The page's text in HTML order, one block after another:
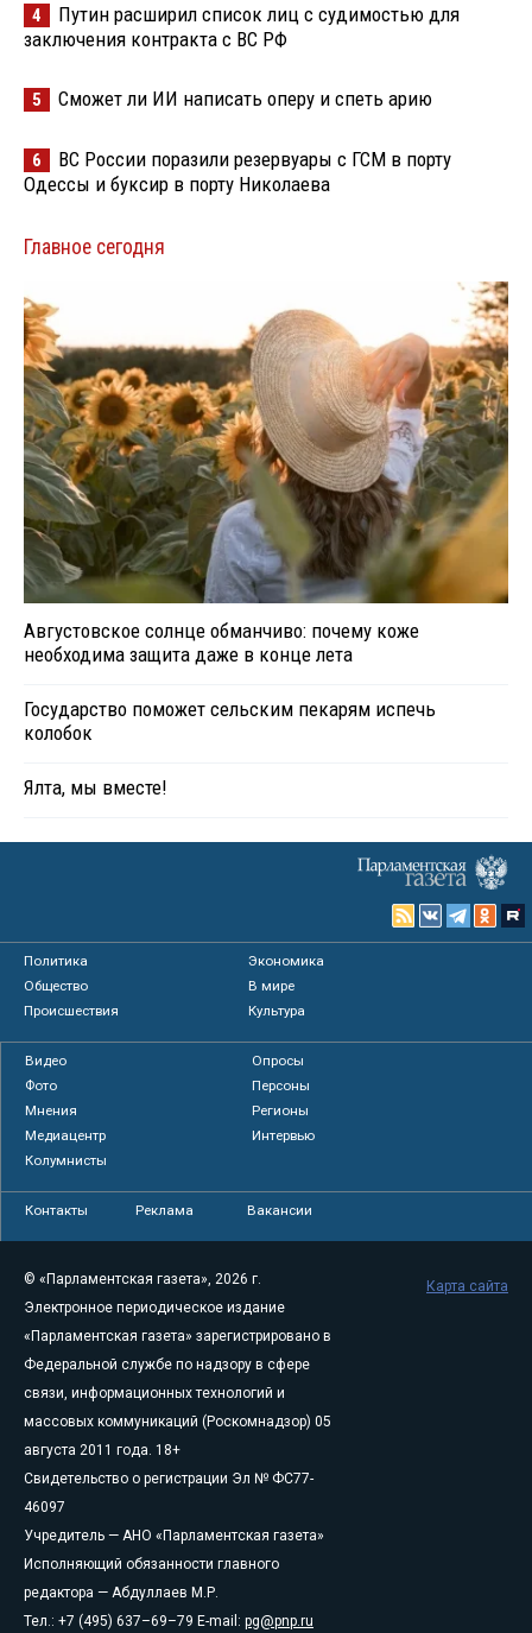
4
Путин расширил список лиц с судимостью для
заключения контракта с ВС РФ
5 Сможет ли ИИ написать оперу и спеть арию
6
ВС России поразили резервуары с ГСМ в порту
Одессы и буксир в порту Николаева
Главное сегодня
Августовское солнце обманчиво: почему коже
необходима защита даже в конце лета
Государство поможет сельским пекарям испечь
колобок
Ялта, мы вместе!
Политика
Экономика
Общество
В мире
Происшествия
Культура
Видео
Опросы
Фото
Персоны
Мнения
Регионы
Медиацентр
Интервью
Колумнисты
Контакты Реклама Вакансии
© «Парламентская газета», 2026 г.
Электронное периодическое издание
«Парламентская газета» зарегистрировано в
Федеральной службе по надзору в сфере
связи, информационных технологий и
массовых коммуникаций (Роскомнадзор) 05
августа 2011 года. 18+
Свидетельство о регистрации Эл № ФС77-
46097
Учредитель — АНО «Парламентская газета»
Исполняющий обязанности главного
редактора — Абдуллаев М.Р.
Тел.: +7 (495) 637–69–79 E-mail: pg@pnp.ru
Карта сайта